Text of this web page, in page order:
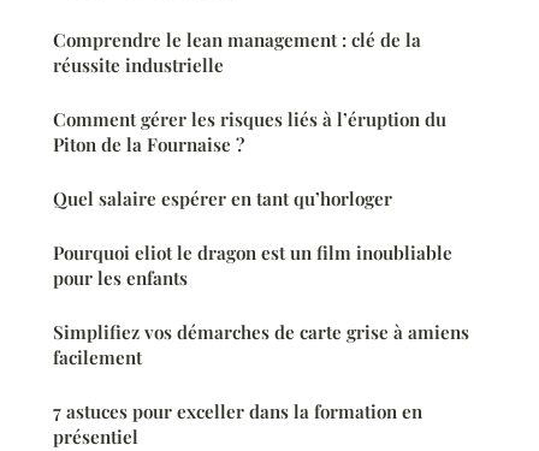
Comprendre le lean management : clé de la
réussite industrielle
Comment gérer les risques liés à l’éruption du
Piton de la Fournaise ?
Quel salaire espérer en tant qu’horloger
Pourquoi eliot le dragon est un film inoubliable
pour les enfants
Simplifiez vos démarches de carte grise à amiens
facilement
7 astuces pour exceller dans la formation en
présentiel